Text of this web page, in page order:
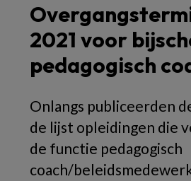
2021 voor
pedagogisch
Onlangs publiceerden
de lijst opleidingen die
de functie pedagogisch
coach/